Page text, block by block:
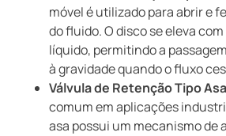
móvel é utilizado para abrir e
do fluido. O disco se eleva
líquido, permitindo a
à gravidade quando o fluxo
Válvula de Retenção Tipo
comum em aplicações
asa possui um mecanismo de